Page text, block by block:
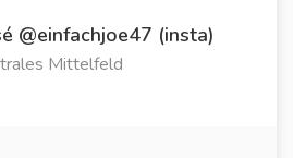
@einfachjoe47 (insta)
Mittelfeld